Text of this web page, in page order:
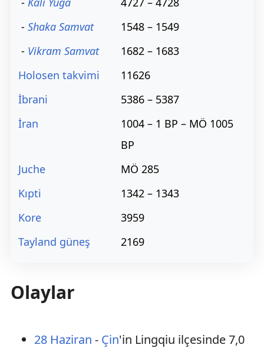
- Shaka Samvat
1548 – 1549
- Vikram Samvat
1682 – 1683
Holosen takvimi
11626
İbrani
5386 – 5387
İran
1004 – 1 BP – MÖ 1005
BP
Juche
MÖ 285
Kıpti
1342 – 1343
Kore
3959
Tayland güneş
2169
Olaylar
28 Haziran - Çin'in Lingqiu ilçesinde 7,0